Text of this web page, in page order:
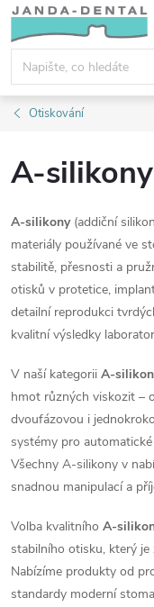
Přejít
obsah
Otiskování
A-silikony
A-silikony(addiční
materiály používané ve
stabilitě, přesnosti a
otisků v protetice,
detailní reprodukci
kvalitní výsledky
V naší kategorii A-
hmot různých viskozit –
dvoufázovou i
systémy pro
Všechny A-silikony v
snadnou manipulací a
Volba kvalitního A-
stabilního otisku, který je
Nabízíme produkty od
standardy moderní